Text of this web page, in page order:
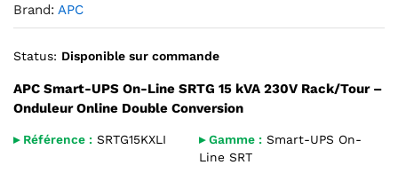
Brand: APC
Status: Disponible sur commande
APC Smart-UPS On-Line SRTG 15 kVA 230V Rack/Tour –
Onduleur Online Double Conversion
▸ Référence : SRTG15KXLI ▸ Gamme : Smart-UPS On-
Line SRT